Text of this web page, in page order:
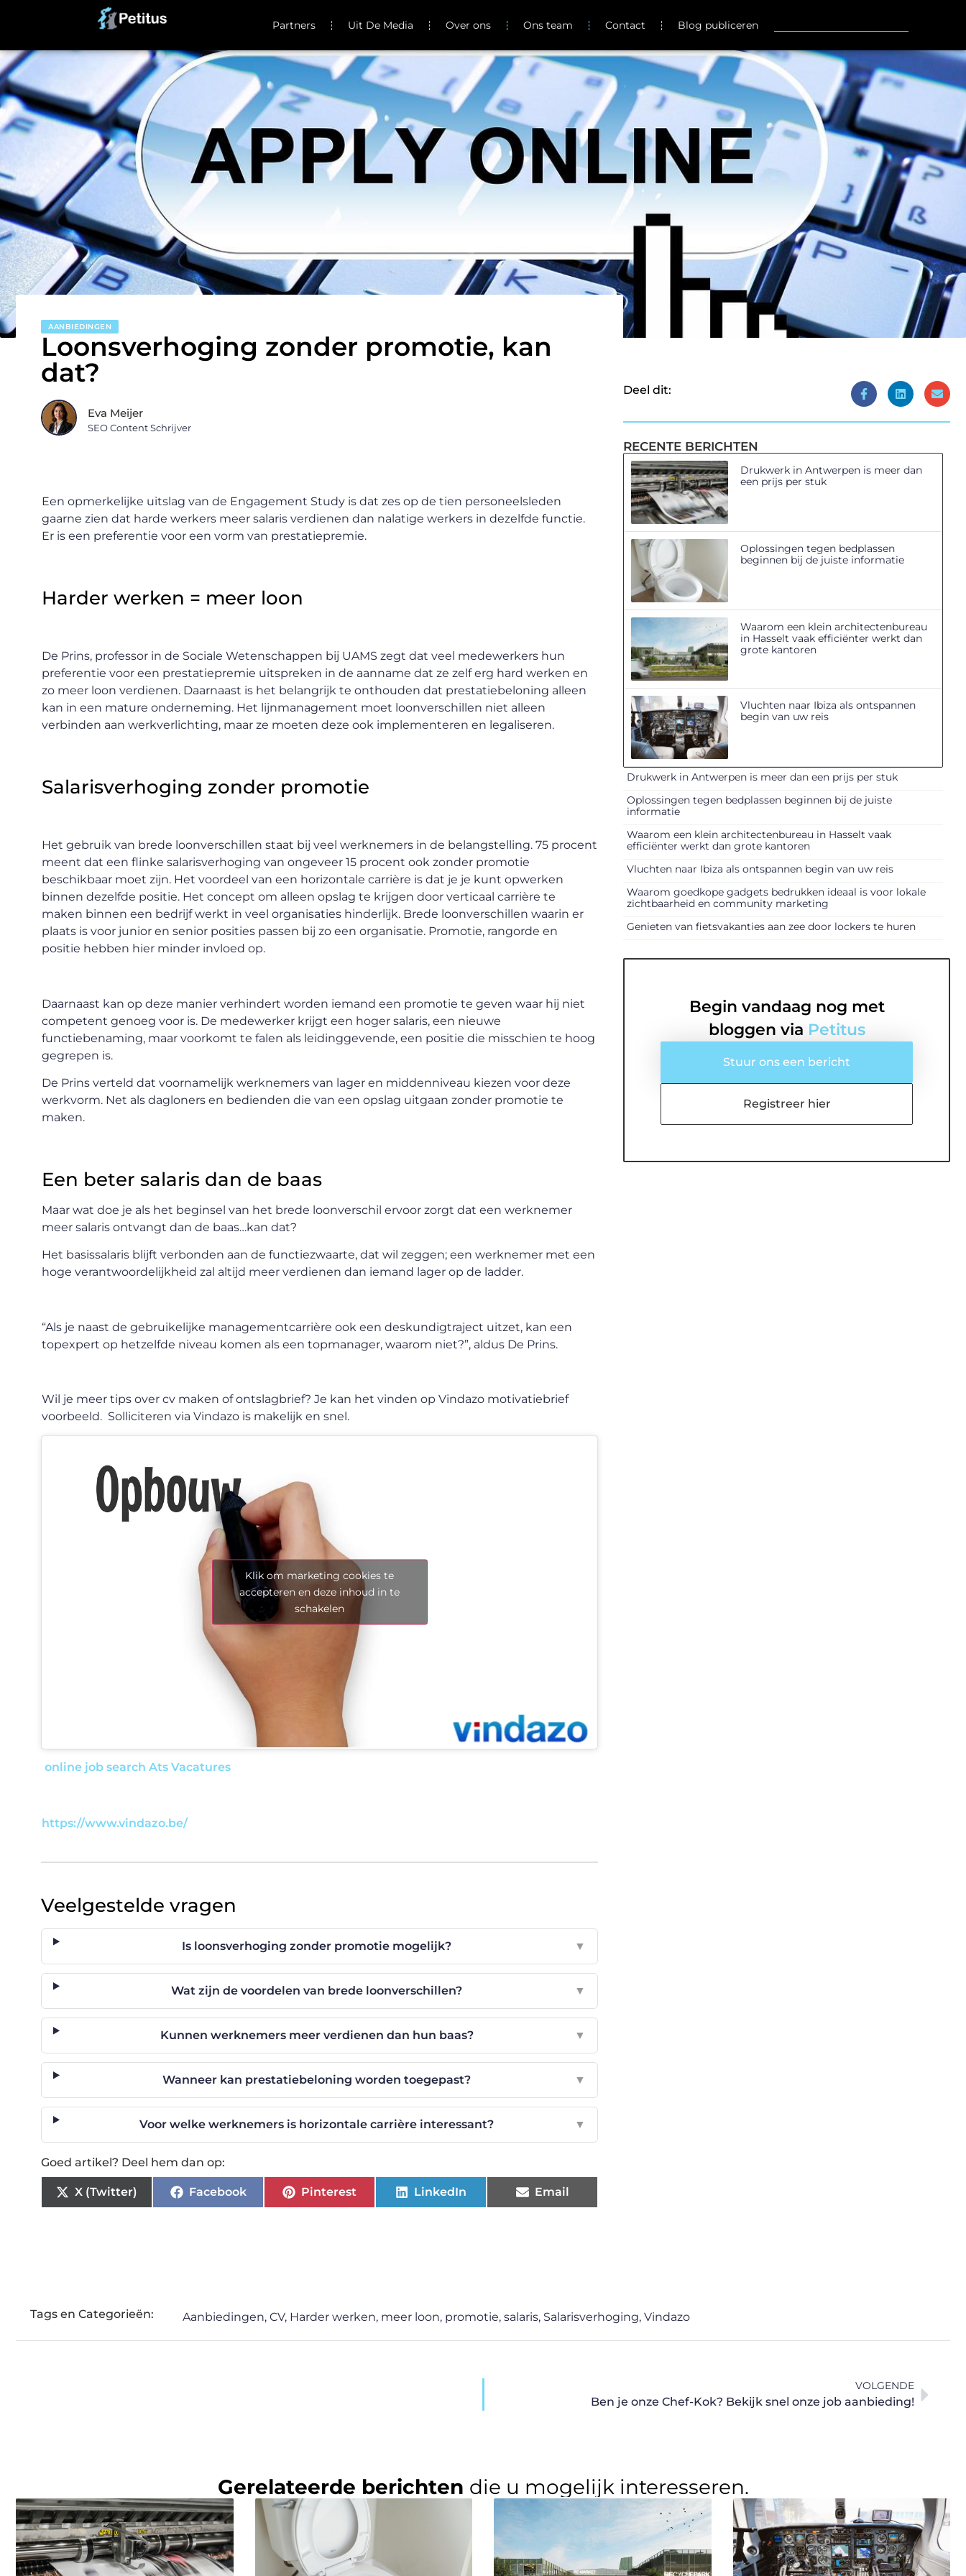
Partners Uit De Media Over ons Ons team Contact Blog publiceren
AANBIEDINGEN
Loonsverhoging zonder promotie, kan
dat?
Eva Meijer
SEO Content Schrijver
Een opmerkelijke uitslag van de Engagement Study is dat zes op de tien personeelsleden
gaarne zien dat harde werkers meer salaris verdienen dan nalatige werkers in dezelfde functie.
Er is een preferentie voor een vorm van prestatiepremie.
Harder werken = meer loon
De Prins, professor in de Sociale Wetenschappen bij UAMS zegt dat veel medewerkers hun
preferentie voor een prestatiepremie uitspreken in de aanname dat ze zelf erg hard werken en
zo meer loon verdienen. Daarnaast is het belangrijk te onthouden dat prestatiebeloning alleen
kan in een mature onderneming. Het lijnmanagement moet loonverschillen niet alleen
verbinden aan werkverlichting, maar ze moeten deze ook implementeren en legaliseren.
Salarisverhoging zonder promotie
Het gebruik van brede loonverschillen staat bij veel werknemers in de belangstelling. 75 procent
meent dat een flinke salarisverhoging van ongeveer 15 procent ook zonder promotie
beschikbaar moet zijn. Het voordeel van een horizontale carrière is dat je je kunt opwerken
binnen dezelfde positie. Het concept om alleen opslag te krijgen door verticaal carrière te
maken binnen een bedrijf werkt in veel organisaties hinderlijk. Brede loonverschillen waarin er
plaats is voor junior en senior posities passen bij zo een organisatie. Promotie, rangorde en
positie hebben hier minder invloed op.
Daarnaast kan op deze manier verhindert worden iemand een promotie te geven waar hij niet
competent genoeg voor is. De medewerker krijgt een hoger salaris, een nieuwe
functiebenaming, maar voorkomt te falen als leidinggevende, een positie die misschien te hoog
gegrepen is.
De Prins verteld dat voornamelijk werknemers van lager en middenniveau kiezen voor deze
werkvorm. Net als dagloners en bedienden die van een opslag uitgaan zonder promotie te
maken.
Een beter salaris dan de baas
Maar wat doe je als het beginsel van het brede loonverschil ervoor zorgt dat een werknemer
meer salaris ontvangt dan de baas…kan dat?
Het basissalaris blijft verbonden aan de functiezwaarte, dat wil zeggen; een werknemer met een
hoge verantwoordelijkheid zal altijd meer verdienen dan iemand lager op de ladder.
“Als je naast de gebruikelijke managementcarrière ook een deskundigtraject uitzet, kan een
topexpert op hetzelfde niveau komen als een topmanager, waarom niet?”, aldus De Prins.
Wil je meer tips over cv maken of ontslagbrief? Je kan het vinden op Vindazo motivatiebrief
voorbeeld. Solliciteren via Vindazo is makelijk en snel.
Klik om marketing cookies te
accepteren en deze inhoud in te
schakelen
online job search Ats Vacatures
https://www.vindazo.be/
Veelgestelde vragen
Is loonsverhoging zonder promotie mogelijk? ▼
Wat zijn de voordelen van brede loonverschillen? ▼
Kunnen werknemers meer verdienen dan hun baas? ▼
Wanneer kan prestatiebeloning worden toegepast? ▼
Voor welke werknemers is horizontale carrière interessant? ▼
Goed artikel? Deel hem dan op:
X (Twitter) Facebook Pinterest LinkedIn Email
Deel dit:
RECENTE BERICHTEN
Drukwerk in Antwerpen is meer dan
een prijs per stuk
Oplossingen tegen bedplassen
beginnen bij de juiste informatie
Waarom een klein architectenbureau
in Hasselt vaak efficiënter werkt dan
grote kantoren
Vluchten naar Ibiza als ontspannen
begin van uw reis
Drukwerk in Antwerpen is meer dan een prijs per stuk
Oplossingen tegen bedplassen beginnen bij de juiste
informatie
Waarom een klein architectenbureau in Hasselt vaak
efficiënter werkt dan grote kantoren
Vluchten naar Ibiza als ontspannen begin van uw reis
Waarom goedkope gadgets bedrukken ideaal is voor lokale
zichtbaarheid en community marketing
Genieten van fietsvakanties aan zee door lockers te huren
Begin vandaag nog met
bloggen via Petitus
Stuur ons een bericht
Registreer hier
Tags en Categorieën: Aanbiedingen, CV, Harder werken, meer loon, promotie, salaris, Salarisverhoging, Vindazo
VOLGENDE
Ben je onze Chef-Kok? Bekijk snel onze job aanbieding!
Gerelateerde berichten die u mogelijk interesseren.